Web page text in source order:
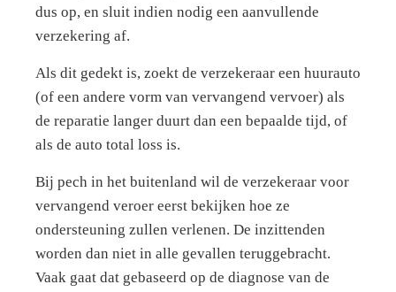
dus op, en sluit indien nodig een aanvullende
verzekering af.
Als dit gedekt is, zoekt de verzekeraar een huurauto
(of een andere vorm van vervangend vervoer) als
de reparatie langer duurt dan een bepaalde tijd, of
als de auto total loss is.
Bij pech in het buitenland wil de verzekeraar voor
vervangend veroer eerst bekijken hoe ze
ondersteuning zullen verlenen. De inzittenden
worden dan niet in alle gevallen teruggebracht.
Vaak gaat dat gebaseerd op de diagnose van de